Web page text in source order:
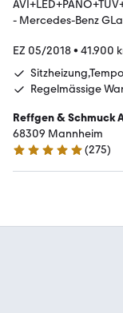
EZ 05/2018• 41.900
Regelmässige
Reffgen & Schmuck
68309 Mannheim
4.8 Sterne
(275)